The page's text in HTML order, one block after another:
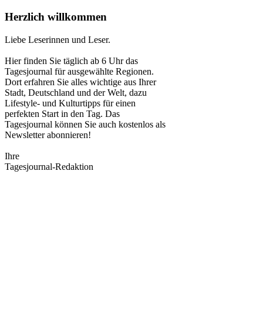
Herzlich willkommen
Liebe Leserinnen und Leser.
Hier finden Sie täglich ab 6 Uhr das
Tagesjournal für ausgewählte Regionen.
Dort erfahren Sie alles wichtige aus Ihrer
Stadt, Deutschland und der Welt, dazu
Lifestyle- und Kulturtipps für einen
perfekten Start in den Tag. Das
Tagesjournal können Sie auch kostenlos als
Newsletter abonnieren!
Ihre
Tagesjournal-Redaktion